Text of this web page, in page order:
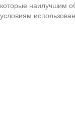
которые наилучшим
условиям